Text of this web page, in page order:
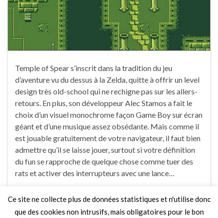
Temple of Spear s’inscrit dans la tradition du jeu
d’aventure vu du dessus à la Zelda, quitte à offrir un level
design très old-school qui ne rechigne pas sur les allers-
retours. En plus, son développeur Alec Stamos a fait le
choix d’un visuel monochrome façon Game Boy sur écran
géant et d’une musique assez obsédante. Mais comme il
est jouable gratuitement de votre navigateur, il faut bien
admettre qu’il se laisse jouer, surtout si votre définition
du fun se rapproche de quelque chose comme tuer des
rats et activer des interrupteurs avec une lance…
Faire un commentaire
Ce site ne collecte plus de données statistiques et n'utilise donc
que des cookies non intrusifs, mais obligatoires pour le bon